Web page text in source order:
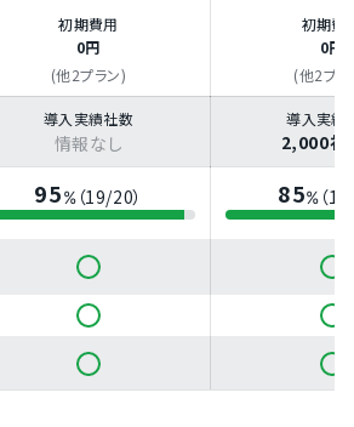
初期費用
0円
(他2プラン)
初期費
0円
(他2プラ
導入実績社数
情報なし
導入実績
2,000社
95%（19/20） 85% （